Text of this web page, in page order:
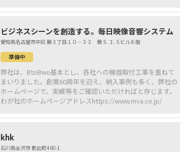
ビジネスシーンを創造する。毎日映像音響システム
愛知県名古屋市中区 錦３丁目１０―３３ 錦Ｓ.Ｉ.Ｓビル６階
準備中
弊社は、BtoBwo基本とし、各社への機器取付工事を重ねて
まいりました。創業60周年を迎え、納入事例も多く、弊社の
ホームページで、実績等をご確認いただければと存じます。
わが社のホームページアドレスhttps://www.mva.co.jp/
khk
石川県金沢市 割出町460-1